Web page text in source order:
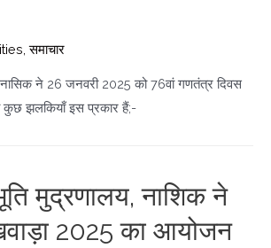
,समाचार
नासिक ने 26 जनवरी 2025 को 76वां गणतंत्र दिवस
कुछ झलकियाँ इस प्रकार हैं;-
मुद्रणालय, नाशिक ने
2025 का आयोजन